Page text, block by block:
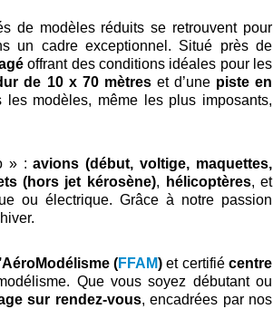
de modèles réduits se retrouvent pour
un cadre exceptionnel. Situé près de
offrant des conditions idéales pour les
de 10 x 70 mètreset d’une piste en
les modèles, même les plus imposants,
» :avions (début, voltige, maquettes,
(hors jet kérosène), hélicoptères, et
ou électrique. Grâce à notre passion
(FFAM) et certifié centre
Que vous soyez débutant ou
sur rendez-vous, encadrées par nos